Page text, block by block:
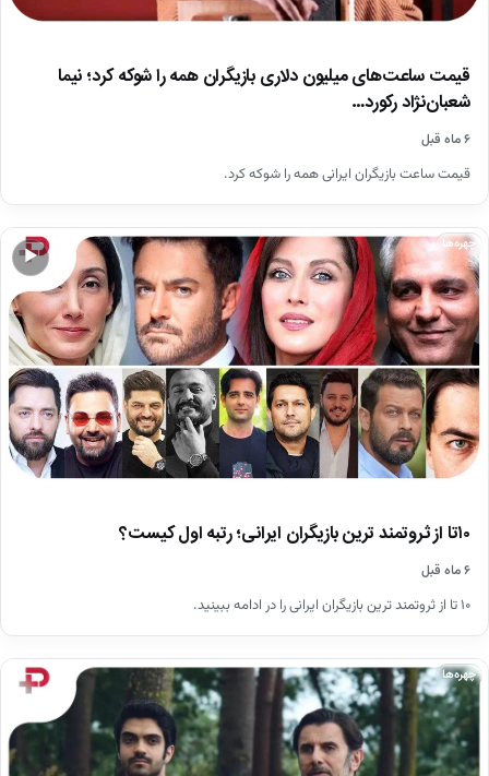
قیمت ساعت‌های میلیون دلاری بازیگران همه را شوکه کرد؛ نیما
شعبان‌نژاد رکورد…
۶ ماه قبل
قیمت ساعت بازیگران ایرانی همه را شوکه کرد.
▶
چهره‌ها
۱۰تا از ثروتمند ترین بازیگران ایرانی؛ رتبه اول کیست؟
۶ ماه قبل
۱۰ تا از ثروتمند ترین بازیگران ایرانی را در ادامه ببینید.
چهره‌ها